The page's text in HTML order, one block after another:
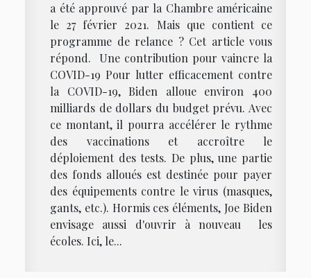
a été approuvé par la Chambre américaine
le 27 février 2021. Mais que contient ce
programme de relance ? Cet article vous
répond. Une contribution pour vaincre la
COVID-19 Pour lutter efficacement contre
la COVID-19, Biden alloue environ 400
milliards de dollars du budget prévu. Avec
ce montant, il pourra accélérer le rythme
des vaccinations et accroître le
déploiement des tests. De plus, une partie
des fonds alloués est destinée pour payer
des équipements contre le virus (masques,
gants, etc.). Hormis ces éléments, Joe Biden
envisage aussi d'ouvrir à nouveau les
écoles. Ici, le...